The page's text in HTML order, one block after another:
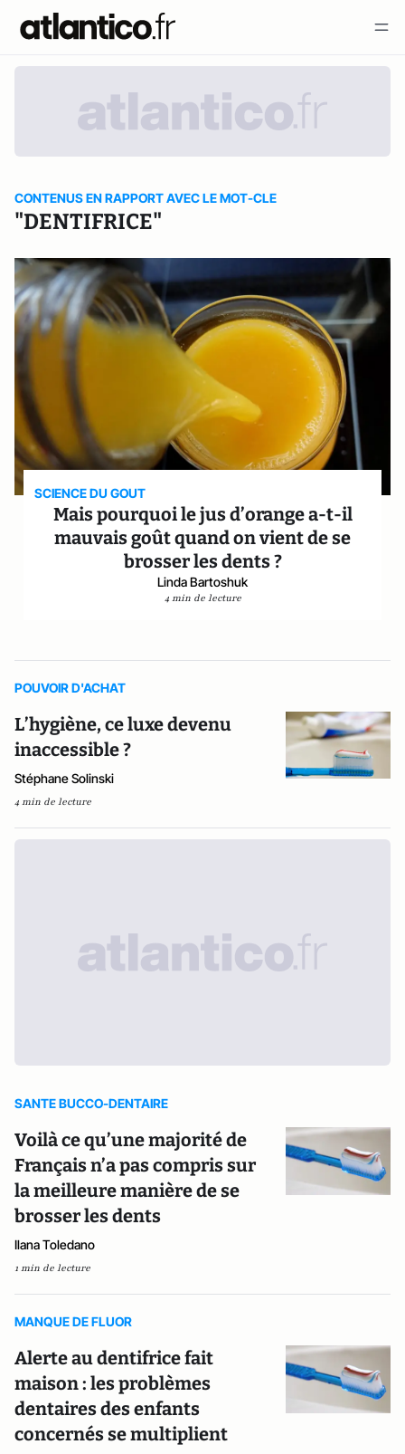
CONTENUS EN RAPPORT AVEC LE MOT-CLE
"DENTIFRICE"
SCIENCE DU GOUT
Mais pourquoi le jus d’orange a-t-il
mauvais goût quand on vient de se
brosser les dents ?
Linda Bartoshuk
4 min de lecture
POUVOIR D'ACHAT
L’hygiène, ce luxe devenu
inaccessible ?
Stéphane Solinski
4 min de lecture
SANTE BUCCO-DENTAIRE
Voilà ce qu’une majorité de
Français n’a pas compris sur
la meilleure manière de se
brosser les dents
Ilana Toledano
1 min de lecture
MANQUE DE FLUOR
Alerte au dentifrice fait
maison : les problèmes
dentaires des enfants
concernés se multiplient